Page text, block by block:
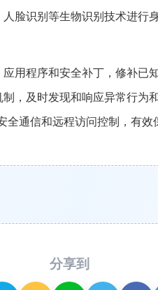
脸识别等生物识别技术进行
用程序和安全补丁，修补已
，及时发现和响应异常行为
通信和远程访问控制，有
分享到